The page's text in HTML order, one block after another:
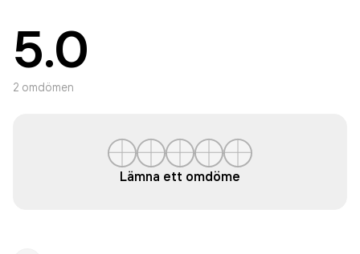
5.0
2 omdömen
Lämna ett omdöme